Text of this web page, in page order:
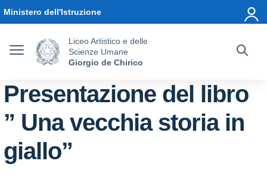
Ministero dell'Istruzione
Liceo Artistico e delle
Scienze Umane
Giorgio de Chirico
Presentazione del libro
” Una vecchia storia in
giallo”